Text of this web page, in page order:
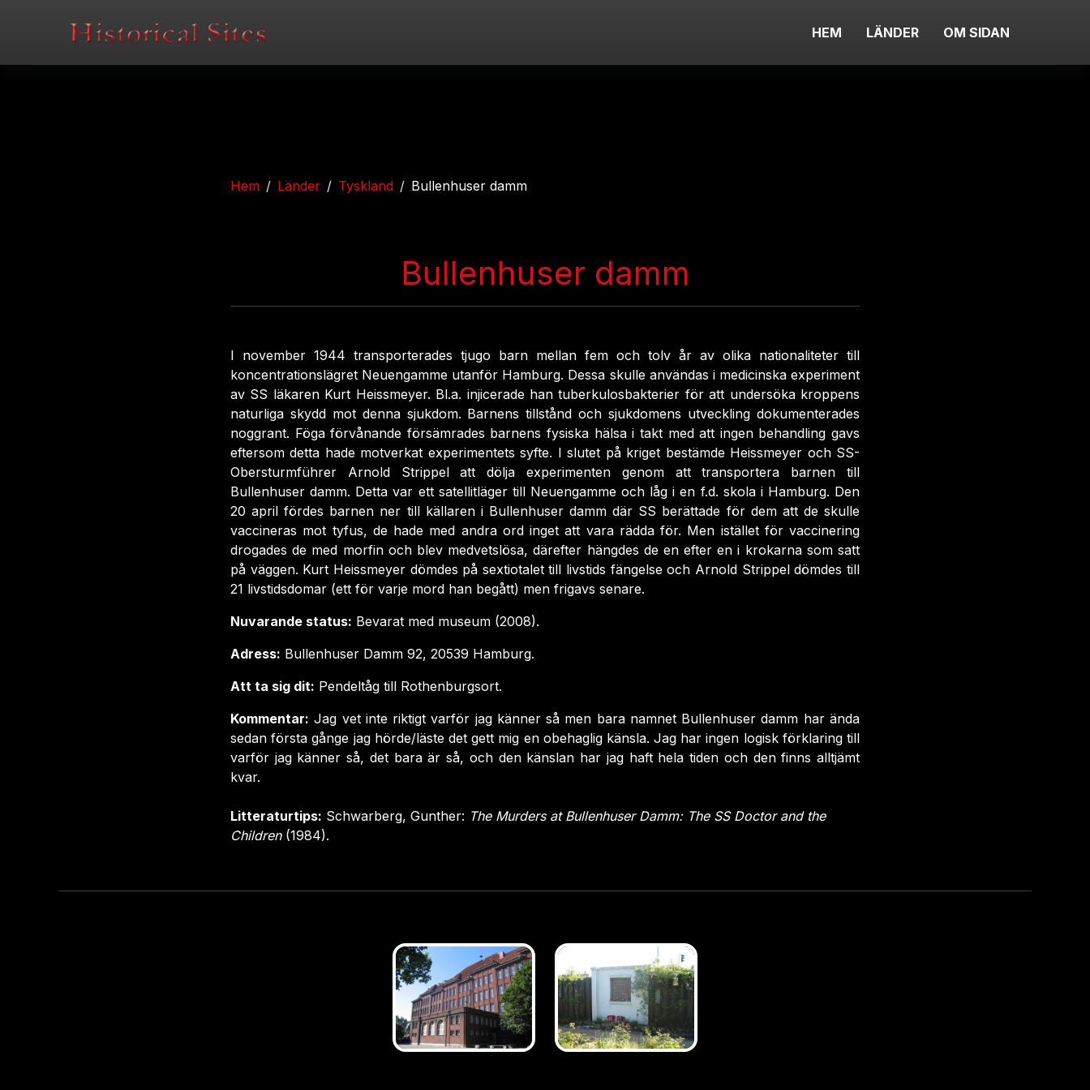
HEM LÄNDER OM SIDAN
Hem Länder Tyskland Bullenhuser damm
Bullenhuser damm
I november 1944 transporterades tjugo barn mellan fem och tolv år av olika nationaliteter till
koncentrationslägret Neuengamme utanför Hamburg. Dessa skulle användas i medicinska experiment
av SS läkaren Kurt Heissmeyer. Bl.a. injicerade han tuberkulosbakterier för att undersöka kroppens
naturliga skydd mot denna sjukdom. Barnens tillstånd och sjukdomens utveckling dokumenterades
noggrant. Föga förvånande försämrades barnens fysiska hälsa i takt med att ingen behandling gavs
eftersom detta hade motverkat experimentets syfte. I slutet på kriget bestämde Heissmeyer och SS-
Obersturmführer Arnold Strippel att dölja experimenten genom att transportera barnen till
Bullenhuser damm. Detta var ett satellitläger till Neuengamme och låg i en f.d. skola i Hamburg. Den
20 april fördes barnen ner till källaren i Bullenhuser damm där SS berättade för dem att de skulle
vaccineras mot tyfus, de hade med andra ord inget att vara rädda för. Men istället för vaccinering
drogades de med morfin och blev medvetslösa, därefter hängdes de en efter en i krokarna som satt
på väggen. Kurt Heissmeyer dömdes på sextiotalet till livstids fängelse och Arnold Strippel dömdes till
21 livstidsdomar (ett för varje mord han begått) men frigavs senare.
Nuvarande status: Bevarat med museum (2008).
Adress: Bullenhuser Damm 92, 20539 Hamburg.
Att ta sig dit: Pendeltåg till Rothenburgsort.
Kommentar: Jag vet inte riktigt varför jag känner så men bara namnet Bullenhuser damm har ända
sedan första gånge jag hörde/läste det gett mig en obehaglig känsla. Jag har ingen logisk förklaring till
varför jag känner så, det bara är så, och den känslan har jag haft hela tiden och den finns alltjämt
kvar.
Litteraturtips: Schwarberg, Gunther: The Murders at Bullenhuser Damm: The SS Doctor and the
Children(1984).